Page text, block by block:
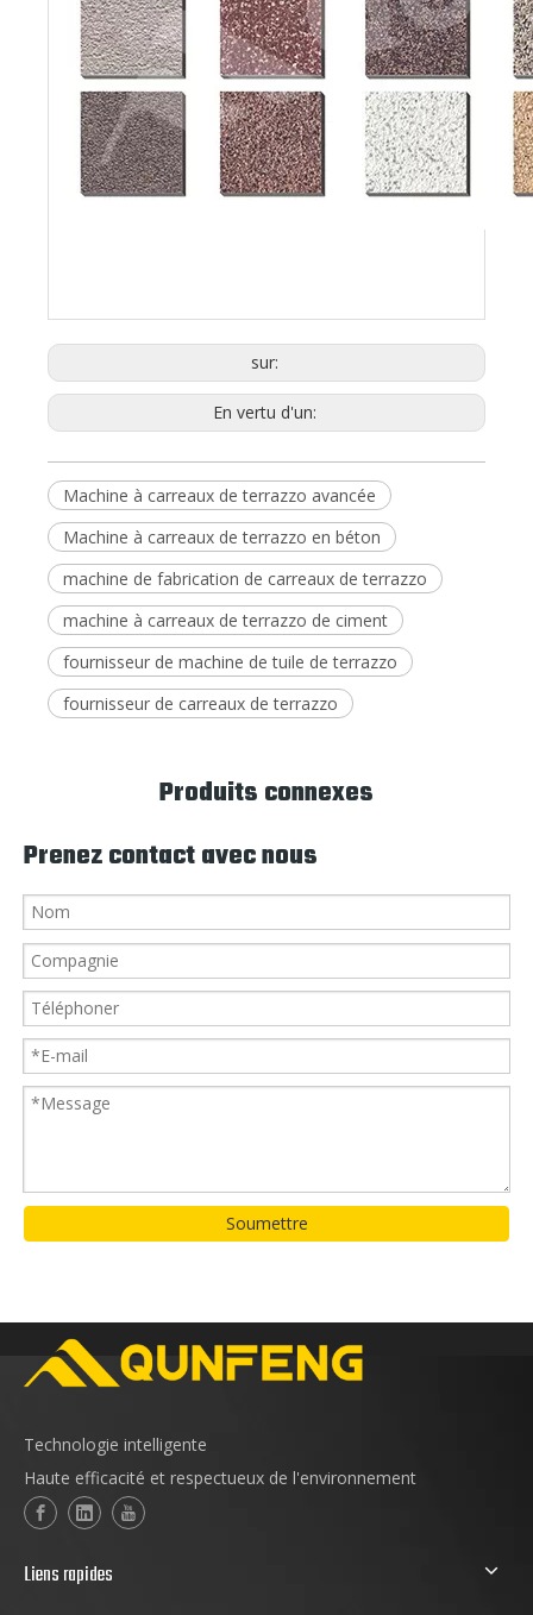
sur:
En vertu d'un:
Machine à carreaux de terrazzo avancée
Machine à carreaux de terrazzo en béton
machine de fabrication de carreaux de terrazzo
machine à carreaux de terrazzo de ciment
fournisseur de machine de tuile de terrazzo
fournisseur de carreaux de terrazzo
Produits connexes
Prenez contact avec nous
Soumettre
Technologie intelligente
Haute efficacité et respectueux de l'environnement
Liens rapides